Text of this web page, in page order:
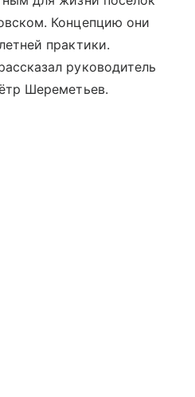
Концепцию они
практики.
руководитель
Шереметьев.